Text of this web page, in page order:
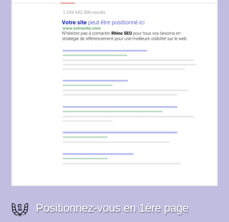
Positionnez-vous en 1ère page